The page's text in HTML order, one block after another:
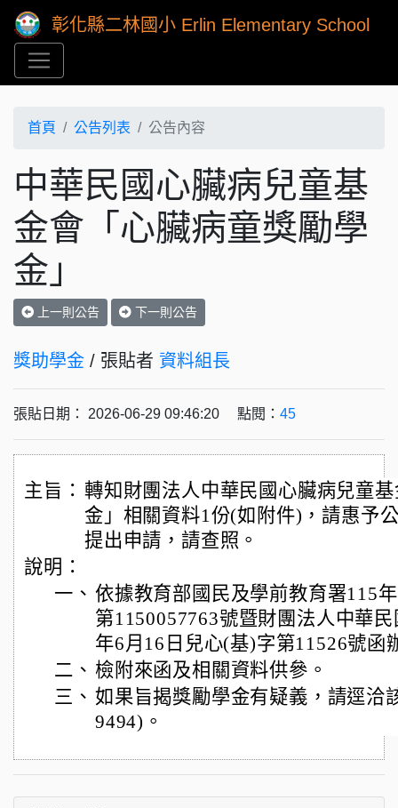
彰化縣二林國小 Erlin Elementary School
首頁 公告列表 公告內容
中華民國心臟病兒童基
金會「心臟病童獎勵學
金」
上一則公告 下一則公告
獎助學金 / 張貼者 資料組長
張貼日期： 2026-06-29 09:46:20 點閱： 45
主旨： 轉知財團法人中華民國心臟病兒童
金」相關資料1份(如附件)，請惠予
提出申請，請查照。
說明：
一、 依據教育部國民及學前教育署115
第1150057763號暨財團法人中華
年6月16日兒心(基)字第11526號函
二、 檢附來函及相關資料供參。
三、 如果旨揭獎勵學金有疑義，請逕洽
9494)。